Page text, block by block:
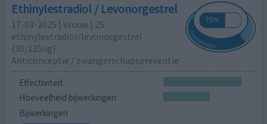
Ethinylestradiol / Levonorgestrel
17-03-2025 | Vrouw | 25
ethinylestradiol/levonorgestrel
(30/125ug)
Anticonceptie / zwangerschapspreventie
Effectiviteit
Hoeveelheid bijwerkingen
Bijwerkingen